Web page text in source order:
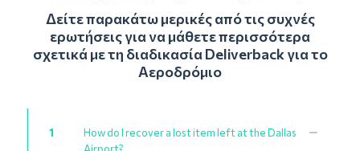
Δείτε παρακάτω μερικές από τις συχνές
ερωτήσεις για να μάθετε περισσότερα
σχετικά με τη διαδικασία Deliverback για το
Αεροδρόμιο
1
How do I recover a lost item left at the Dallas